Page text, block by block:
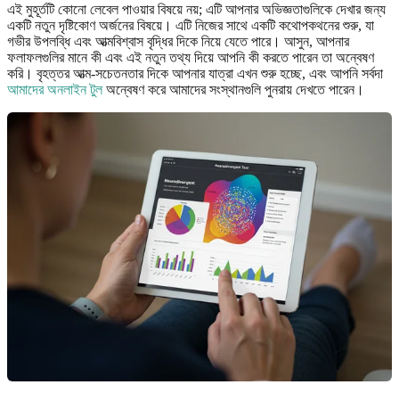
এই মুহূর্তটি কোনো লেবেল পাওয়ার বিষয়ে নয়; এটি আপনার অভিজ্ঞতাগুলিকে দেখার জন্য
একটি নতুন দৃষ্টিকোণ অর্জনের বিষয়ে। এটি নিজের সাথে একটি কথোপকথনের শুরু, যা
গভীর উপলব্ধি এবং আত্মবিশ্বাস বৃদ্ধির দিকে নিয়ে যেতে পারে। আসুন, আপনার
ফলাফলগুলির মানে কী এবং এই নতুন তথ্য দিয়ে আপনি কী করতে পারেন তা অন্বেষণ
করি। বৃহত্তর আত্ম-সচেতনতার দিকে আপনার যাত্রা এখন শুরু হচ্ছে, এবং আপনি সর্বদা
আমাদের অনলাইন টুল অন্বেষণ করে আমাদের সংস্থানগুলি পুনরায় দেখতে পারেন।